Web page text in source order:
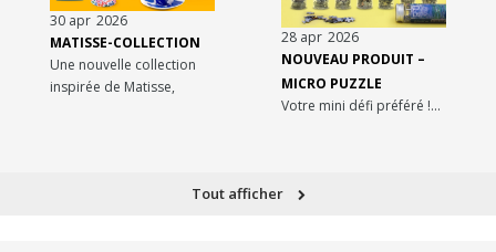
30 apr 2026
MATISSE-COLLECTION
Une nouvelle collection
inspirée de Matisse,
28 apr 2026
NOUVEAU PRODUIT –
MICRO PUZZLE
Votre mini défi préféré !...
Tout afficher